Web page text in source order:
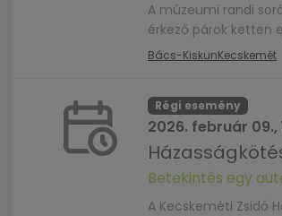
A múzeumi randi
érkező párok ketten
Bács-KiskunKecskemét
Régi esemény
2026. február 09.,
Betekintés egy
A Kecskeméti Zsidó